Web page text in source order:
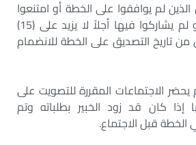
الذين لم يوافقوا على الخطة أو امتنعوا
عن التصويت عليها أو لم يشاركوا فيها أجلاً لا يزيد على (15)
تاريخ التصديق على الخطة للانضمام
يحضر الاجتماعات المقررة للتصويت على
إذا كان قد زود الخبير بطلباته وتم
قبل الاجتماع.